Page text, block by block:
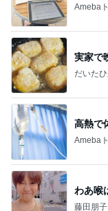
Ameba
実家で
だいた
高熱で
Ameba
わあ喉
藤田朋